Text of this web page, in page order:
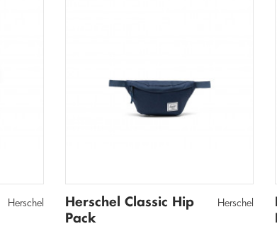
Herschel
Herschel Classic Hip
Pack
Herschel